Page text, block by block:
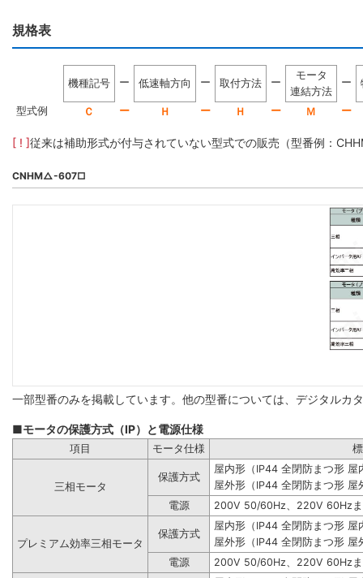
規格表
機種記号 ー 低速軸方向 ー 取付方法 ー
モータ
連結方法
ー
型式例 Ｃ ー Ｈ ー Ｈ ー Ｍ ー
[ ! ]従来は補助形式が付与されていない型式での販売（型番例：
CNHM△-607□
一部型番のみを掲載しています。他の型番については、デジタルカ
■モータの保護方式（IP）と電源仕様
項目 モータ仕様
三相モータ
保護方式
屋内形（IP44 全閉防まつ形 屋
屋外形（IP44 全閉防まつ形 屋
電源
200V 50/60Hz、220V 60Hz
プレミアム効率三相モータ
保護方式
屋内形（IP44 全閉防まつ形 屋
屋外形（IP44 全閉防まつ形 屋
電源
200V 50/60Hz、220V 60Hz